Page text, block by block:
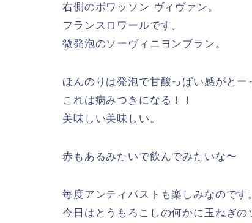
右側のボワッソン ヴィヴァン。
フランスロワールです。
微発泡のソーヴィニヨンブラン。
ほんのりは発泡で甘酸っぱい感がとー
これは病みつきになる！！
美味しい美味しい。
赤もあるみたいで飲んでみたいな〜
毎度アンティパストも楽しみなのです
今日はとうもろこしの何かに玉ねぎの